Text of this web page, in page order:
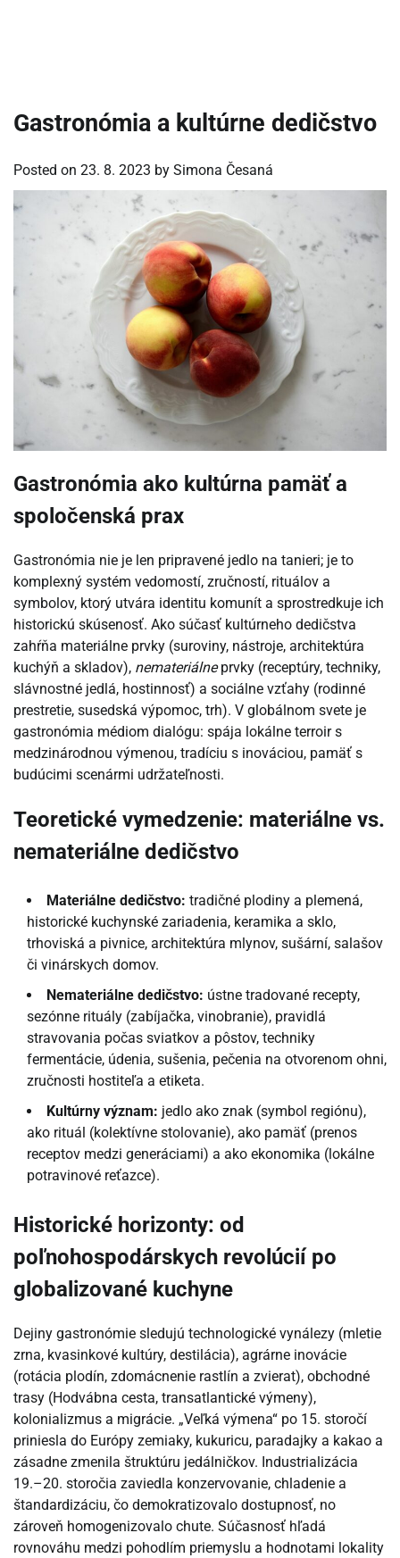
Gastronómia a kultúrne dedičstvo
Posted on 23. 8. 2023 by Simona Česaná
Gastronómia ako kultúrna pamäť a
spoločenská prax
Gastronómia nie je len pripravené jedlo na tanieri; je to
komplexný systém vedomostí, zručností, rituálov a
symbolov, ktorý utvára identitu komunít a sprostredkuje ich
historickú skúsenosť. Ako súčasť kultúrneho dedičstva
zahŕňa materiálne prvky (suroviny, nástroje, architektúra
kuchýň a skladov), nemateriálneprvky (receptúry, techniky,
slávnostné jedlá, hostinnosť) a sociálne vzťahy (rodinné
prestretie, susedská výpomoc, trh). V globálnom svete je
gastronómia médiom dialógu: spája lokálne terroir s
medzinárodnou výmenou, tradíciu s inováciou, pamäť s
budúcimi scenármi udržateľnosti.
Teoretické vymedzenie: materiálne vs.
nemateriálne dedičstvo
Materiálne dedičstvo: tradičné plodiny a plemená,
historické kuchynské zariadenia, keramika a sklo,
trhoviská a pivnice, architektúra mlynov, sušární, salašov
či vinárskych domov.
Nemateriálne dedičstvo: ústne tradované recepty,
sezónne rituály (zabíjačka, vinobranie), pravidlá
stravovania počas sviatkov a pôstov, techniky
fermentácie, údenia, sušenia, pečenia na otvorenom ohni,
zručnosti hostiteľa a etiketa.
Kultúrny význam: jedlo ako znak (symbol regiónu),
ako rituál (kolektívne stolovanie), ako pamäť (prenos
receptov medzi generáciami) a ako ekonomika (lokálne
potravinové reťazce).
Historické horizonty: od
poľnohospodárskych revolúcií po
globalizované kuchyne
Dejiny gastronómie sledujú technologické vynálezy (mletie
zrna, kvasinkové kultúry, destilácia), agrárne inovácie
(rotácia plodín, zdomácnenie rastlín a zvierat), obchodné
trasy (Hodvábna cesta, transatlantické výmeny),
kolonializmus a migrácie. „Veľká výmena“ po 15. storočí
priniesla do Európy zemiaky, kukuricu, paradajky a kakao a
zásadne zmenila štruktúru jedálničkov. Industrializácia
19.–20. storočia zaviedla konzervovanie, chladenie a
štandardizáciu, čo demokratizovalo dostupnosť, no
zároveň homogenizovalo chute. Súčasnosť hľadá
rovnováhu medzi pohodlím priemyslu a hodnotami lokality